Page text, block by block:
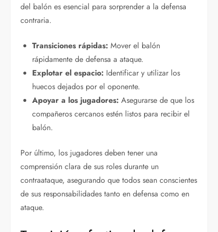
del balón es esencial para sorprender a la defensa
contraria.
Transiciones rápidas: Mover el balón
rápidamente de defensa a ataque.
Explotar el espacio: Identificar y utilizar los
huecos dejados por el oponente.
Apoyar a los jugadores: Asegurarse de que los
compañeros cercanos estén listos para recibir el
balón.
Por último, los jugadores deben tener una
comprensión clara de sus roles durante un
contraataque, asegurando que todos sean conscientes
de sus responsabilidades tanto en defensa como en
ataque.